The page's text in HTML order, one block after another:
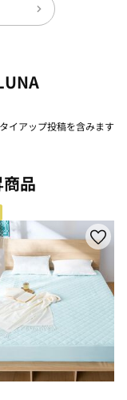
イアップ投稿を含みます
品